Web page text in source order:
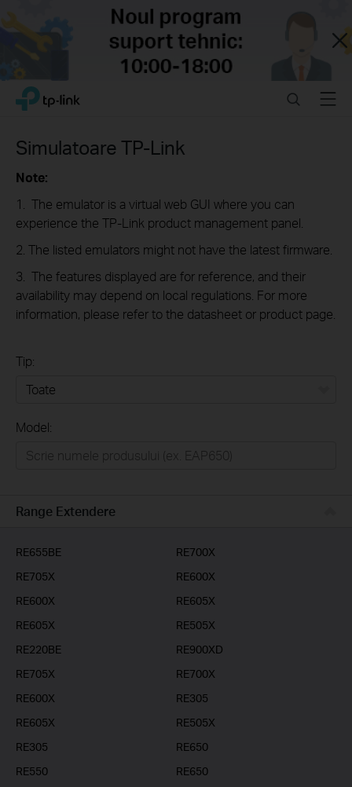
Close
Click
navigation
TP-Link, Reliably Smart SearchMenu
Simulatoare TP-Link
Note:
1. The emulator is a virtual web GUI where you can
experience the TP-Link product management panel.
2. The listed emulators might not have the latest firmware.
3. The features displayed are for reference, and their
availability may depend on local regulations. For more
information, please refer to the datasheet or product page.
Tip:
Business
Model:
Range Extendere
RE655BE
RE700X
RE705X
RE600X
RE600X
RE605X
RE605X
RE505X
RE220BE
RE900XD
RE705X
RE700X
RE600X
RE305
RE605X
RE505X
RE305
RE650
RE550
RE650